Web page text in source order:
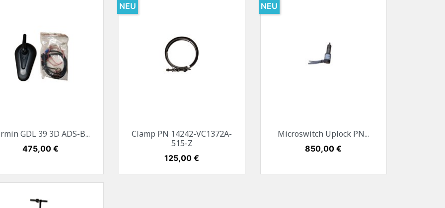
Vorschau
GDL 39 3D ADS-B...
Preis
475,00 €
 Vorschau
Clamp PN 14242-VC1372A-
515-Z
Preis
125,00 €
NEU
 Vorschau
Microswitch Uplock PN...
Preis
850,00 €
NEU